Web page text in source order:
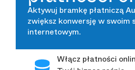
Aktywuj bramkę płatniczą
zwiększ konwersję w swoim
internetowym.
Włącz płatności